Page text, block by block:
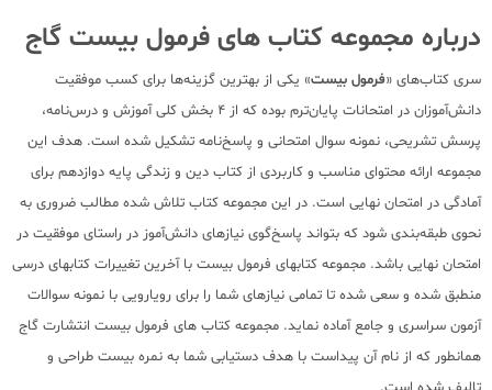
درباره مجموعه کتاب های فرمول بیست گاج
سری کتاب‌های «فرمول بیست» یکی از بهترین گزینه‌ها برای کسب موفقیت
دانش‌‌آموزان در امتحانات پایان‌ترم بوده که از 4 بخش کلی آموزش و درس‌نامه،
پرسش تشریحی، نمونه سوال امتحانی و پاسخ‌نامه تشکیل شده است. هدف این
مجموعه ارائه محتوای مناسب و کاربردی از کتاب دین و زندگی پایه دوازدهم برای
آمادگی در امتحان نهایی است. در این مجموعه کتاب تلاش شده مطالب ضروری به
نحوی طبقه‌بندی شود که بتواند پاسخ‌گوی نیازهای دانش‌آموز در راستای موفقیت در
امتحان نهایی باشد. مجموعه کتابهای فرمول بیست با آخرین تغییرات کتابهای درسی
منطبق شده و سعی شده تا تمامی نیازهای شما را برای رویارویی با نمونه سوالات
آزمون سراسری و جامع آماده نماید. مجموعه کتاب های فرمول بیست انتشارت گاج
همانطور که از نام آن پیداست با هدف دستیابی شما به نمره بیست طراحی و